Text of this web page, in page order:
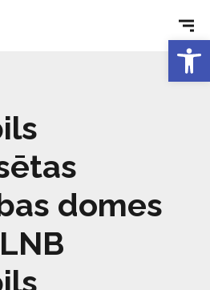
domes